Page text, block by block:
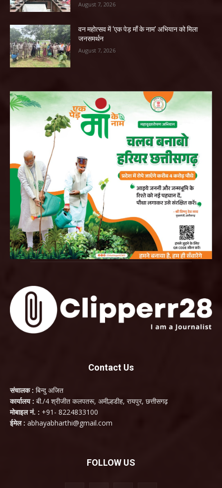
August 7, 2026
वन महोत्सव में ‘एक पेड़ माँ के नाम’ अभियान को मिला
जनसमर्थन
August 7, 2026
Contact Us
संचालक : बिन्दु अजित
कार्यालय : बी./4 श्रीजीत कलपतरू, अमील्हडीह, रायपुर, छत्तीसगढ़
मोबाइल नं. : +91- 8224833100
ईमेल : abhayabharthi@gmail.com
FOLLOW US